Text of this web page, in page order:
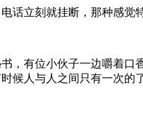
话立刻就挂断，那种感觉
有位小伙子一边嚼着口
候人与人之间只有一次